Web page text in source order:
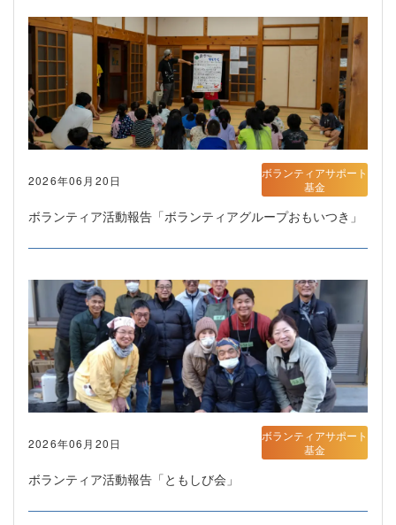
2026年06月20日
ボランティア活動報告「ボランティアグループおもいつき」
ボランティアサポート
基金
2026年06月20日
ボランティア活動報告「ともしび会」
ボランティアサポート
基金